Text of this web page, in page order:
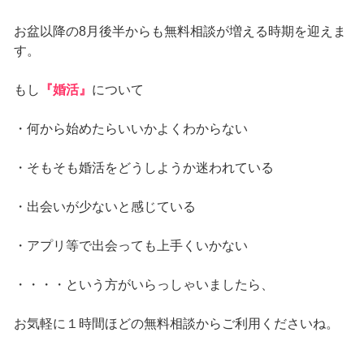
お盆以降の8月後半からも無料相談が増える時期を迎えま
す。
もし 『婚活』 について
・何から始めたらいいかよくわからない
・そもそも婚活をどうしようか迷われている
・出会いが少ないと感じている
・アプリ等で出会っても上手くいかない
・・・・という方がいらっしゃいましたら、
お気軽に１時間ほどの無料相談からご利用くださいね。